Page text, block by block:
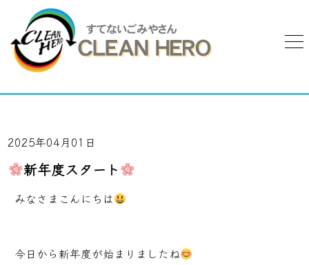
2025年04月01日
新年度スタート
みなさまこんにちは
今日から新年度が始まりましたね